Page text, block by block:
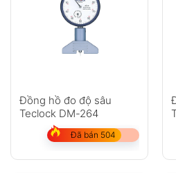
Đồng hồ đo độ sâu
Teclock DM-264
Đã bán 504